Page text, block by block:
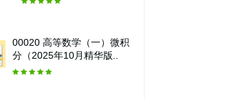
00020 高等数学（一）微积
分（2025年10月精华版..